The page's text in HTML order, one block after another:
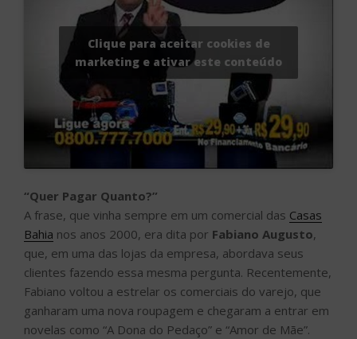
Clique para aceitar cookies de
marketing e ativar este conteúdo
“Quer Pagar Quanto?”
A frase, que vinha sempre em um comercial das Casas
Bahia nos anos 2000, era dita por Fabiano Augusto,
que, em uma das lojas da empresa, abordava seus
clientes fazendo essa mesma pergunta. Recentemente,
Fabiano voltou a estrelar os comerciais do varejo, que
ganharam uma nova roupagem e chegaram a entrar em
novelas como “A Dona do Pedaço” e “Amor de Mãe”.